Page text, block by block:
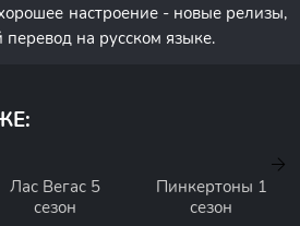
настроение - новые релизы,
на русском языке.
Лас Вегас 5
сезон
Пинкертоны 1
сезон